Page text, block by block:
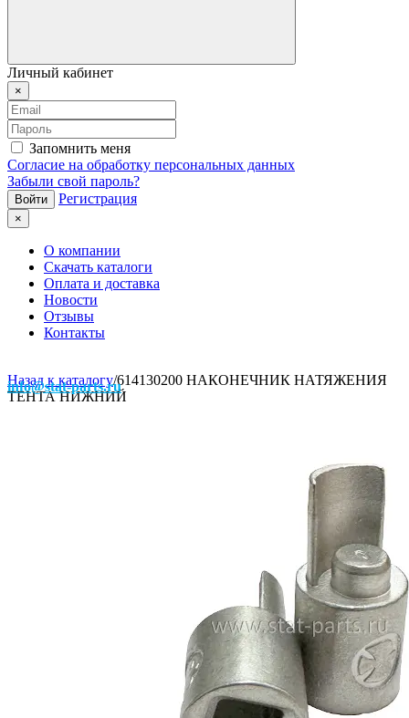
Личный кабинет
×
Запомнить меня
Согласие на обработку персональных данных
Забыли свой пароль?
Регистрация
×
О компании
Скачать каталоги
Оплата и доставка
Новости
Отзывы
Контакты
info@stat-parts.ru
Назад к каталогу/614130200 НАКОНЕЧНИК НАТЯЖЕНИЯ
ТЕНТА НИЖНИЙ